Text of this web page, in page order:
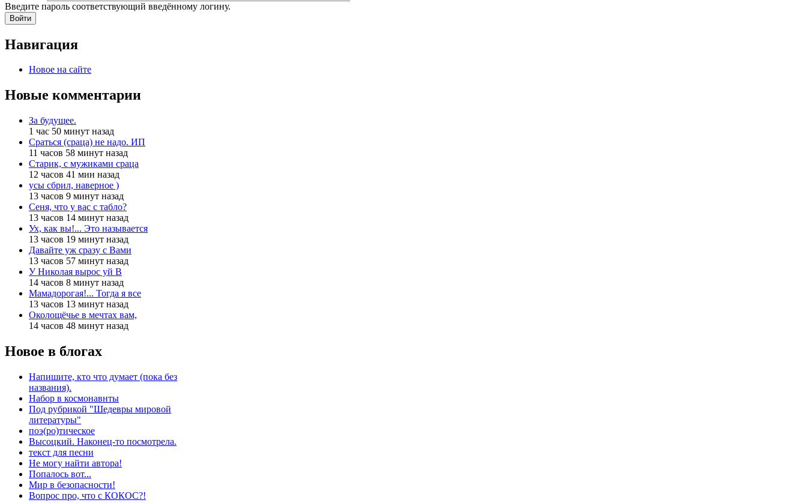
Введите пароль соответствующий введённому логину.
Навигация
Новое на сайте
Новые комментарии
За будущее.
1 час 50 минут назад
Сраться (сраца) не надо. ИП
11 часов 58 минут назад
Старик, с мужиками сраца
12 часов 41 мин назад
усы сбрил, наверное )
13 часов 9 минут назад
Сеня, что у вас с табло?
13 часов 14 минут назад
Ух, как вы!... Это называется
13 часов 19 минут назад
Давайте уж сразу с Вами
13 часов 57 минут назад
У Николая вырос уй В
14 часов 8 минут назад
Мамадорогая!... Тогда я все
13 часов 13 минут назад
Околощёчье в мечтах вам,
14 часов 48 минут назад
Новое в блогах
Напишите, кто что думает (пока без
названия).
Набор в космонавнты
Под рубрикой "Шедевры мировой
литературы"
поэ(ро)тическое
Высоцкий. Наконец-то посмотрела.
текст для песни
Не могу найти автора!
Попалось вот...
Мир в безопасности!
Вопрос про, что с КОКОС?!